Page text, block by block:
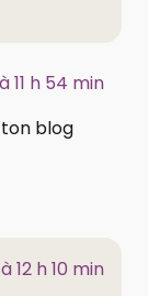
11 h 54 min
blog
12 h 10 min